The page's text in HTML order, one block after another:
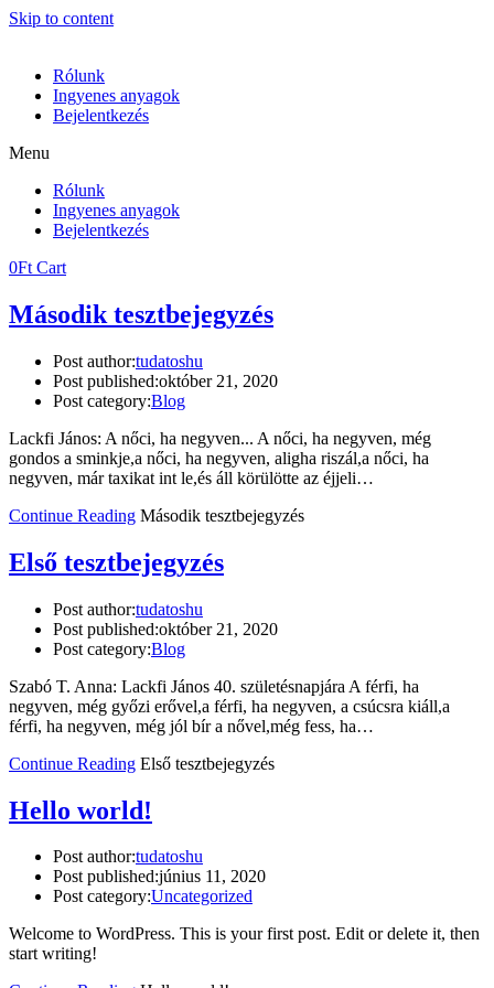
Skip to content
Rólunk
Ingyenes anyagok
Bejelentkezés
Menu
Rólunk
Ingyenes anyagok
Bejelentkezés
0Ft Cart
Második tesztbejegyzés
Post author:tudatoshu
Post published:október 21, 2020
Post category:Blog
Lackfi János: A nőci, ha negyven... A nőci, ha negyven, még
gondos a sminkje,a nőci, ha negyven, aligha riszál,a nőci, ha
negyven, már taxikat int le,és áll körülötte az éjjeli…
Continue Reading Második tesztbejegyzés
Első tesztbejegyzés
Post author:tudatoshu
Post published:október 21, 2020
Post category:Blog
Szabó T. Anna: Lackfi János 40. születésnapjára A férfi, ha
negyven, még győzi erővel,a férfi, ha negyven, a csúcsra kiáll,a
férfi, ha negyven, még jól bír a nővel,még fess, ha…
Continue Reading Első tesztbejegyzés
Hello world!
Post author:tudatoshu
Post published:június 11, 2020
Post category:Uncategorized
Welcome to WordPress. This is your first post. Edit or delete it, then
start writing!